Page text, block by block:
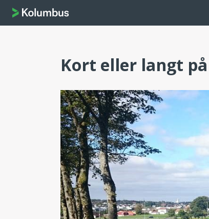
Kort eller langt